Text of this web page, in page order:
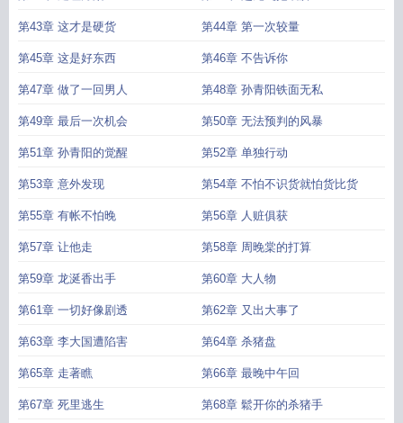
第43章 这才是硬货 第44章 第一次较量
第45章 这是好东西 第46章 不告诉你
第47章 做了一回男人 第48章 孙青阳铁面无私
第49章 最后一次机会 第50章 无法预判的风暴
第51章 孙青阳的觉醒 第52章 单独行动
第53章 意外发现 第54章 不怕不识货就怕货比货
第55章 有帐不怕晚 第56章 人赃俱获
第57章 让他走 第58章 周晚棠的打算
第59章 龙涎香出手 第60章 大人物
第61章 一切好像剧透 第62章 又出大事了
第63章 李大国遭陷害 第64章 杀猪盘
第65章 走著瞧 第66章 最晚中午回
第67章 死里逃生 第68章 鬆开你的杀猪手